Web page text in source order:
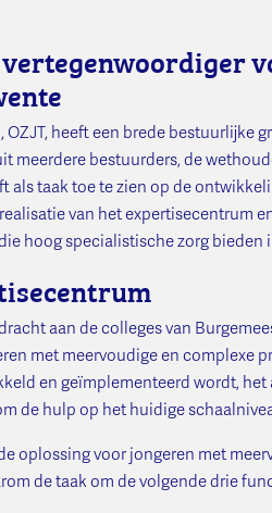
heeft een brede bestuurlijke
meerdere bestuurders, de
als taak toe te zien op de
van het expertisecentrum
hoog specialistische zorg bieden
aan de colleges van
met meervoudige en
en geïmplementeerd wordt,
de hulp op het huidige
oplossing voor jongeren met
de taak om de volgende drie